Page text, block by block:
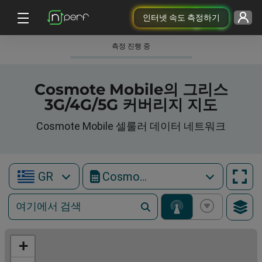
인터넷 속도 측정하기
측정 진행 중
Cosmote Mobile의 그리스
3G/4G/5G 커버리지 지도
Cosmote Mobile 셀룰러 데이터 네트워크
GR Cosmote Mobile
+